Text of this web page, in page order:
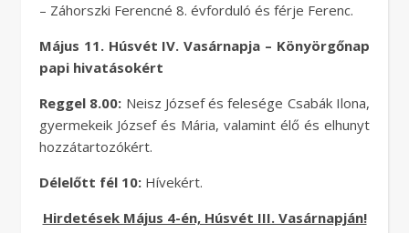
– Záhorszki Ferencné 8. évforduló és férje Ferenc.
Május 11. Húsvét IV. Vasárnapja – Könyörgőnap
papi hivatásokért
Reggel 8.00: Neisz József és felesége Csabák Ilona,
gyermekeik József és Mária, valamint élő és elhunyt
hozzátartozókért.
Délelőtt fél 10: Hívekért.
Hirdetések Május 4-én, Húsvét III. Vasárnapján!